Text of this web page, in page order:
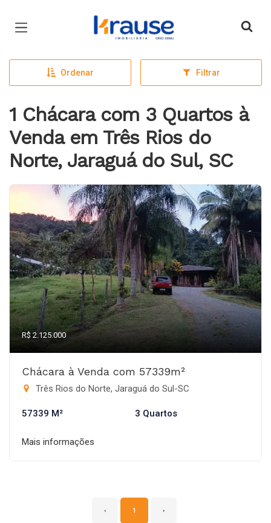
Página inicial
Ordenar Filtrar
1 Chácara com 3 Quartos à
Venda em Três Rios do
Norte, Jaraguá do Sul, SC
R$ 2.125.000
Chácara à Venda com 57339m²
Três Rios do Norte, Jaraguá do Sul-SC
57339 M² 3 Quartos
Mais informações
‹ 1 ›